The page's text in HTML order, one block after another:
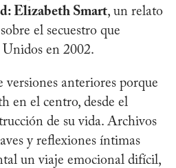
Elizabeth Smart, un relato
el secuestro que
en 2002.
versiones anteriores porque
en el centro, desde el
de su vida. Archivos
y reflexiones íntimas
un viaje emocional difícil,